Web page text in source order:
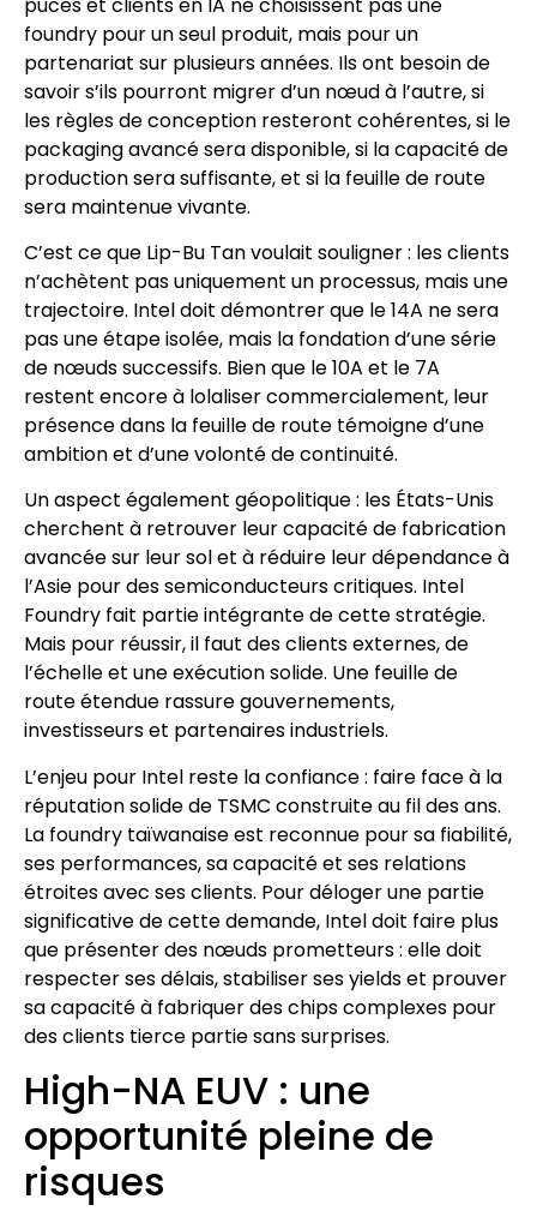
foundry pour un seul produit, mais pour un
partenariat sur plusieurs années. Ils ont besoin de
savoir s’ils pourront migrer d’un nœud à l’autre, si
les règles de conception resteront cohérentes, si le
packaging avancé sera disponible, si la capacité de
production sera suffisante, et si la feuille de route
sera maintenue vivante.
C’est ce que Lip-Bu Tan voulait souligner : les clients
n’achètent pas uniquement un processus, mais une
trajectoire. Intel doit démontrer que le 14A ne sera
pas une étape isolée, mais la fondation d’une série
de nœuds successifs. Bien que le 10A et le 7A
restent encore à lolaliser commercialement, leur
présence dans la feuille de route témoigne d’une
ambition et d’une volonté de continuité.
Un aspect également géopolitique : les États-Unis
cherchent à retrouver leur capacité de fabrication
avancée sur leur sol et à réduire leur dépendance à
l’Asie pour des semiconducteurs critiques. Intel
Foundry fait partie intégrante de cette stratégie.
Mais pour réussir, il faut des clients externes, de
l’échelle et une exécution solide. Une feuille de
route étendue rassure gouvernements,
investisseurs et partenaires industriels.
L’enjeu pour Intel reste la confiance : faire face à la
réputation solide de TSMC construite au fil des ans.
La foundry taïwanaise est reconnue pour sa fiabilité,
ses performances, sa capacité et ses relations
étroites avec ses clients. Pour déloger une partie
significative de cette demande, Intel doit faire plus
que présenter des nœuds prometteurs : elle doit
respecter ses délais, stabiliser ses yields et prouver
sa capacité à fabriquer des chips complexes pour
des clients tierce partie sans surprises.
High-NA EUV : une
opportunité pleine de
risques